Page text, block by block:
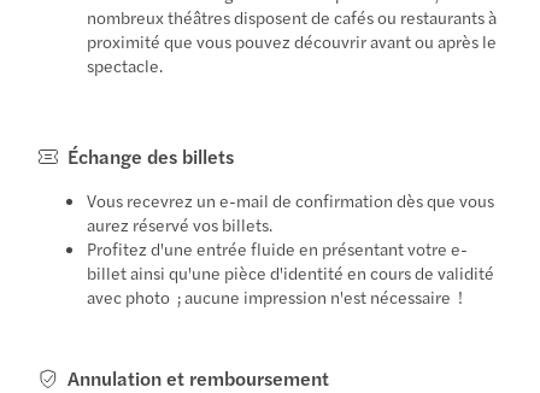
nombreux théâtres disposent de cafés ou restaurants à
proximité que vous pouvez découvrir avant ou après le
spectacle.
Échange des billets
Vous recevrez un e-mail de confirmation dès que vous
aurez réservé vos billets.
Profitez d'une entrée fluide en présentant votre e-
billet ainsi qu'une pièce d'identité en cours de validité
avec photo ; aucune impression n'est nécessaire !
Annulation et remboursement